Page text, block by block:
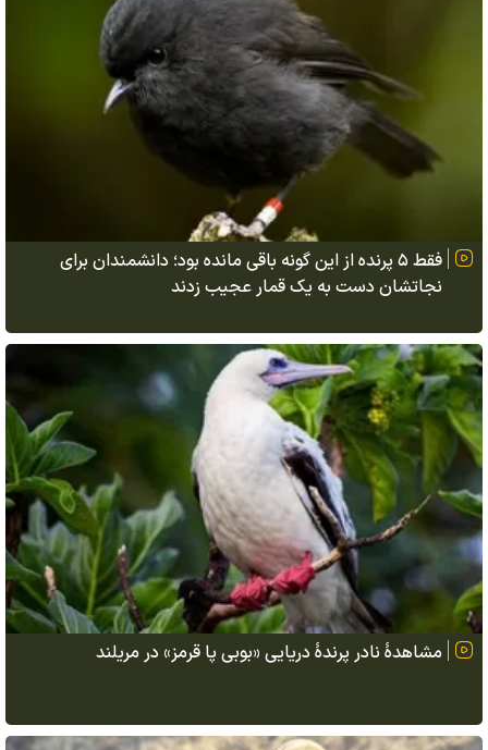
فقط ۵ پرنده از این گونه باقی مانده بود؛ دانشمندان برای
نجاتشان دست به یک قمار عجیب زدند
مشاهدهٔ نادر پرندهٔ دریایی «بوبی پا قرمز» در مریلند